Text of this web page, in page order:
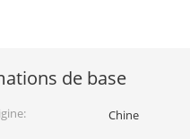
de base
Chine